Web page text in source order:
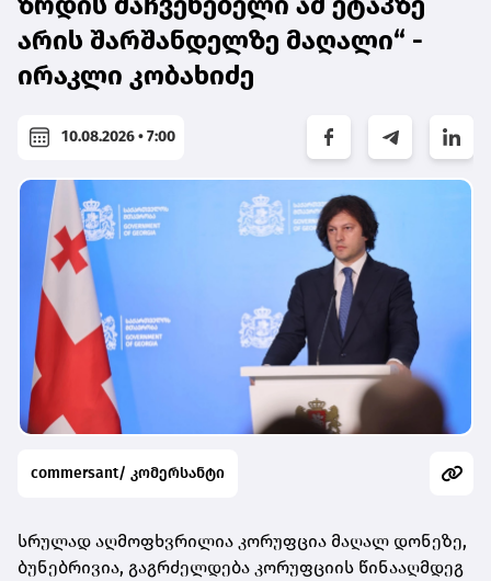
არის შარშანდელზე მაღალი“ -
ირაკლი კობახიძე
10.08.2026 • 7:00
commersant/ კომერსანტი
სრულად აღმოფხვრილია კორუფცია მაღალ დონეზე,
ბუნებრივია, გაგრძელდება კორუფციის წინააღმდეგ